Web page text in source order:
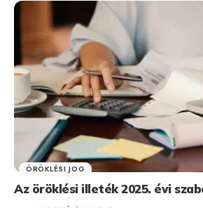
ÖRÖKLÉSI JOG
Az öröklési illeték 2025. évi